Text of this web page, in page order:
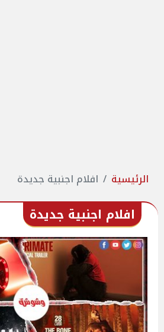
الرئيسية افلام اجنبية جديدة
افلام اجنبية جديدة